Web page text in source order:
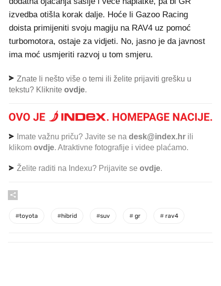
izvedba otišla korak dalje. Hoće li Gazoo Racing
doista primijeniti svoju magiju na RAV4 uz pomoć
turbomotora, ostaje za vidjeti. No, jasno je da javnost
ima moć usmjeriti razvoj u tom smjeru.
Znate li nešto više o temi ili želite prijaviti grešku u
tekstu? Kliknite ovdje.
Imate važnu priču? Javite se na desk@index.hr ili
klikom ovdje. Atraktivne fotografije i videe plaćamo.
Želite raditi na Indexu? Prijavite se ovdje.
#toyota #hibrid #suv # gr # rav4